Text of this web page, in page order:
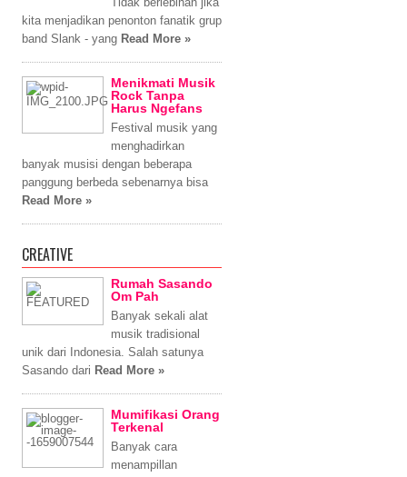
kita menjadikan penonton fanatik grup
band Slank - yang Read More »
Menikmati Musik
Rock Tanpa
Harus Ngefans
Festival musik yang
menghadirkan
banyak musisi dengan beberapa
panggung berbeda sebenarnya bisa
Read More »
CREATIVE
Rumah Sasando
Om Pah
Banyak sekali alat
musik tradisional
unik dari Indonesia. Salah satunya
Sasando dari Read More »
Mumifikasi Orang
Terkenal
Banyak cara
menampillan